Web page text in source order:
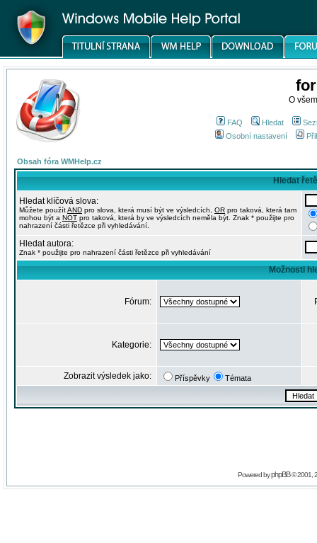
O
FAQ Hledat
Osobní nastavení
Obsah fóra WMHelp.cz
Hledat
Hledat klíčová slova:
Můžete použítAND pro slova, která musí být ve výsledcích, OR pro taková, která tam
mohou být a NOT pro taková, která by ve výsledcích neměla být. Znak * použijte pro
nahrazení části řetězce při vyhledávání.
Hledat autora:
Znak * použijte pro nahrazení části řetězce při vyhledávání
Možnosti
Fórum:
Kategorie:
Zobrazit výsledek jako: Příspěvky Témata
Powered byphpBB© 2001,